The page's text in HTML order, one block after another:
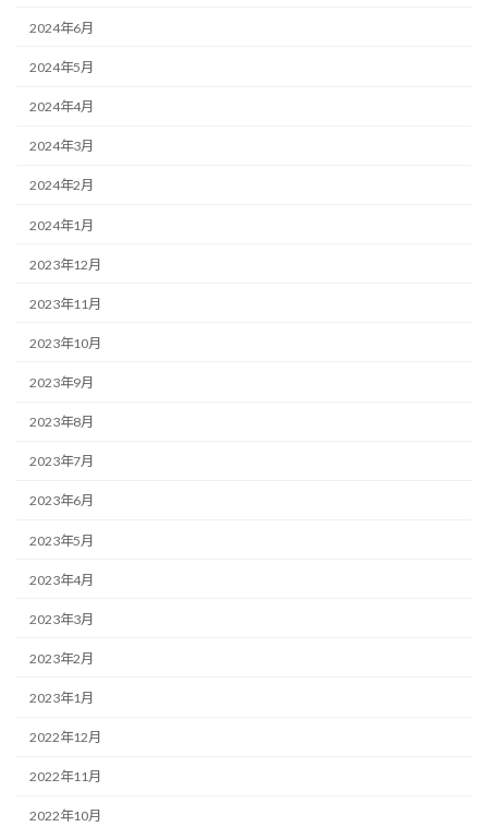
2024年6月
2024年5月
2024年4月
2024年3月
2024年2月
2024年1月
2023年12月
2023年11月
2023年10月
2023年9月
2023年8月
2023年7月
2023年6月
2023年5月
2023年4月
2023年3月
2023年2月
2023年1月
2022年12月
2022年11月
2022年10月